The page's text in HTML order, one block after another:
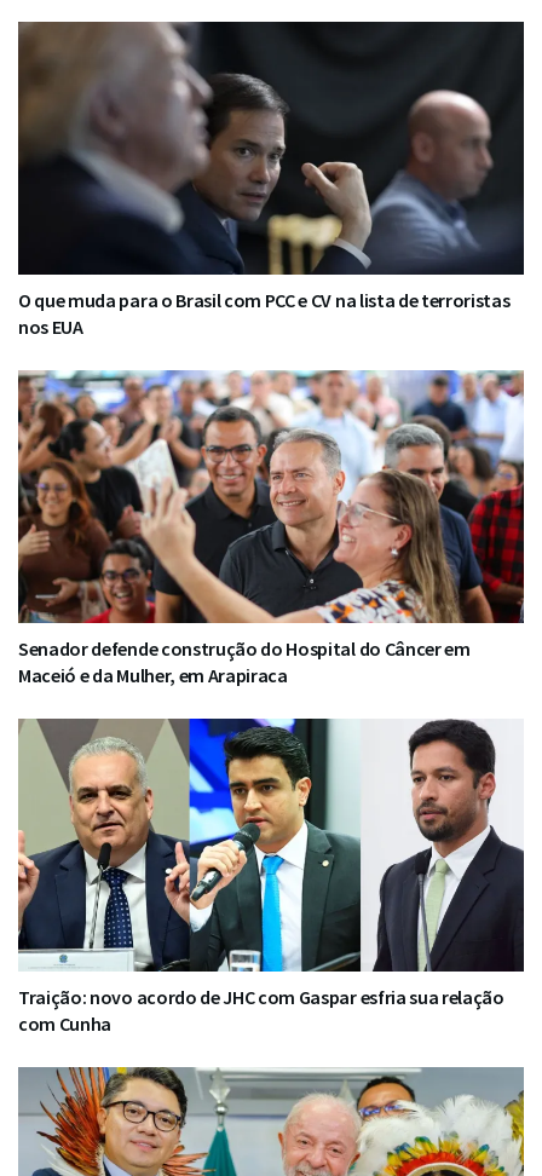
O que muda para o Brasil com PCC e CV na lista de terroristas
nos EUA
Senador defende construção do Hospital do Câncer em
Maceió e da Mulher, em Arapiraca
Traição: novo acordo de JHC com Gaspar esfria sua relação
com Cunha